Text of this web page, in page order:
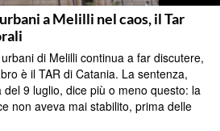
a Melilli nel caos, il Tar
di Melilli continua a far discutere,
è il TAR di Catania. La sentenza,
del 9 luglio, dice più o meno questo: la
non aveva mai stabilito, prima delle